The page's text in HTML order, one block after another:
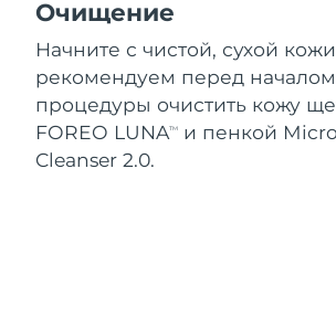
Очищение
Начните с чистой, сухой
рекомендуем перед началом
процедуры очистить кожу
FOREO LUNATM
и пенкой
Cleanser 2.0.
Словения
Южно-Африканская
Республика